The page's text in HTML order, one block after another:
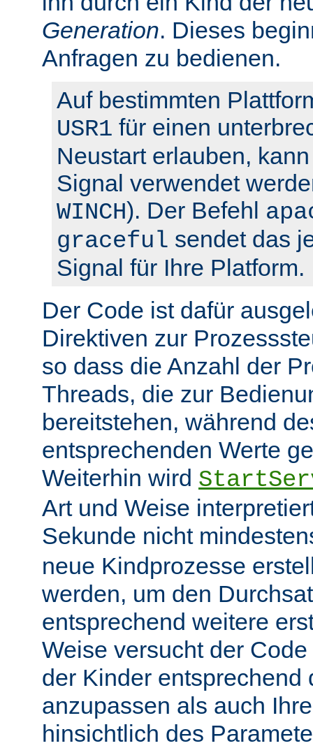
Generation. Dieses
Anfragen zu bedienen.
Auf bestimmten
USR1 für einen
Neustart erlauben,
Signal verwendet
WINCH). Der Befehl
graceful sendet das
Signal für Ihre Platform.
Der Code ist dafür
Direktiven zur
so dass die Anzahl der
Threads, die zur
bereitstehen, während
entsprechenden Werte
Weiterhin wird
Art und Weise
Sekunde nicht
neue Kindprozesse
werden, um den
entsprechend weitere
Weise versucht der
der Kinder entsprechend
anzupassen als auch
hinsichtlich des